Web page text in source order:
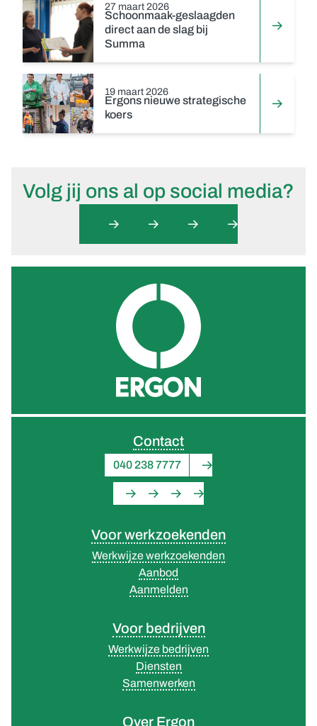
Schoonmaak-geslaagden
direct aan de slag bij
Summa
27 maart 2026
Ergons nieuwe strategische
koers
19 maart 2026
Volg jij ons al op social media?
Voor werkzoekenden
Werkwijze werkzoekenden
Aanbod
Aanmelden
Voor bedrijven
Werkwijze bedrijven
Diensten
Samenwerken
Over Ergon
Contact
040 238 7777